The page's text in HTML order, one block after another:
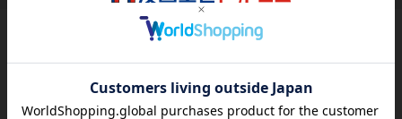
この作品にはまだレビューがありません。 今後読まれる
レビューを書く